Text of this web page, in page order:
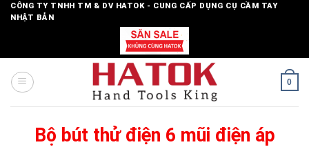
SkipCÔNG TY TNHH TM & DV HATOK - CUNG CẤP DỤNG CỤ CẦM TAY
NHẬT BẢN
0
Bộ bút thử điện 6 mũi điện áp